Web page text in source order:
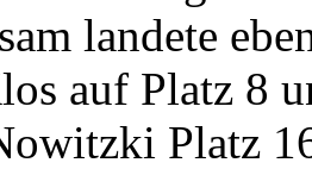
landete
auf Platz 8
Platz